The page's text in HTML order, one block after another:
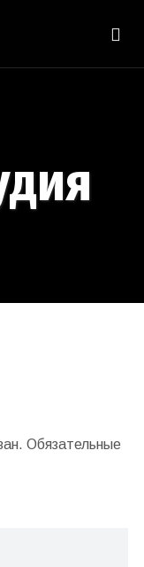
Обязательные